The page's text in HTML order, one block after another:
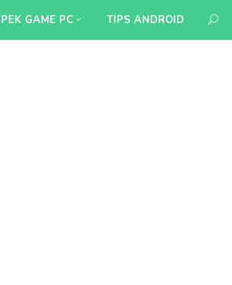
GAME PC TIPS ANDROID